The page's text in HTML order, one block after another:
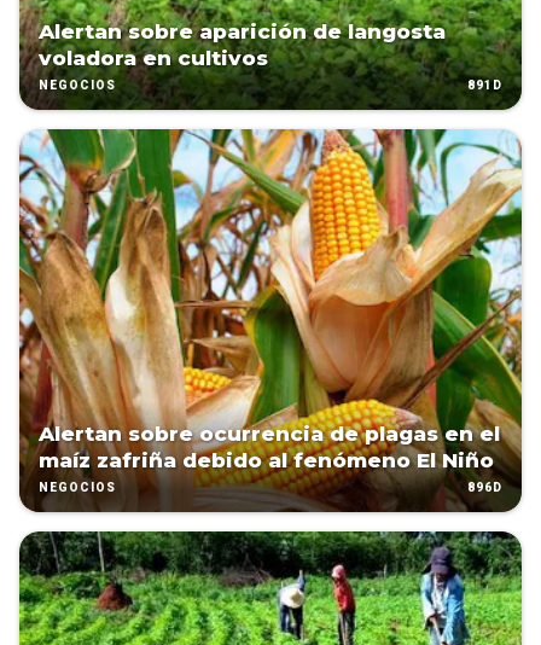
Alertan sobre aparición de langosta
voladora en cultivos
NEGOCIOS 891D
Alertan sobre ocurrencia de plagas en el
maíz zafriña debido al fenómeno El Niño
NEGOCIOS 896D